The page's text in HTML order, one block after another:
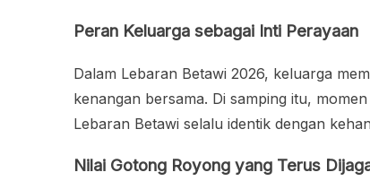
Peran Keluarga sebagai Inti Perayaan
Dalam Lebaran Betawi 2026, keluarga
kenangan bersama. Di samping itu,
Lebaran Betawi selalu identik dengan
Nilai Gotong Royong yang Terus